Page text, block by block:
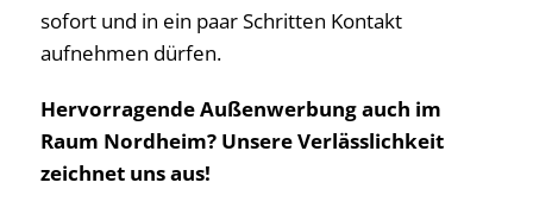
sofort und in ein paar Schritten Kontakt
aufnehmen dürfen.
Hervorragende Außenwerbung auch im
Raum Nordheim? Unsere Verlässlichkeit
zeichnet uns aus!